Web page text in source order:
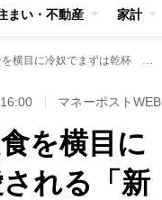
まい・不動産 家計
【大竹聡の昼酒御免！】大盛り定食を横目に冷奴でまずは乾杯 老若男女に愛される「新丸子の大衆食堂」で正午開宴の愉悦
マネーポストWEB
を横目に
れる「新